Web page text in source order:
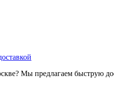
Мы предлагаем быструю